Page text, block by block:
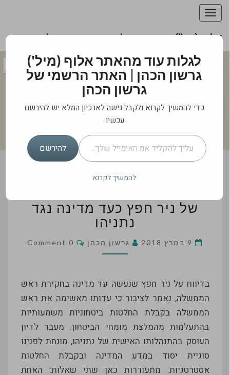
Toggle
navigation
אלוף (מיל') גרשון הכהן | האתר הרשמי של גרשון
אלוף (מיל') גרשון
הכהן | האתר
הרשמי של גרשון
הכהן
מה לאומי בביטחון הלאומי?
שתי
על
סמכות
עדותו
של
ניר
כעד
נגד
נתניהו
של ניר חפץ כעד מדינה נגד
נתניהו
9 במרץ 2018 גרשון הכהן Comments
0 Comment
בדיווח על ניר חפץ שנעשה עד מדינה בחקירת ראש
הממשלה, נאמר לציבור כי עדותו מאשימה את ראש
הממשלה בקבלת החלטות ביטחוניות משמעותיות
בהתעלמות מהמלצת מומחי הביטחון. מעבר לדיון
העוסק בהתנהלותו האישית של נתניהו, מונחת לפנינו
סוגיית יסוד במדע המדינה ובקבלת החלטות
אסטרטגיות. מתעוררות כאן שתי שאלות: האחת
לגלות עוד מהאתר אלוף (מיל')
גרשון הכהן | האתר הרשמי של
גרשון הכהן
כדי להמשיך לקרוא ולקבל גישה לארכיון המלא יש להירשם
עכשיו.
עליך להקליד את האימייל שלך…
להירשם
להמשיך לקרוא